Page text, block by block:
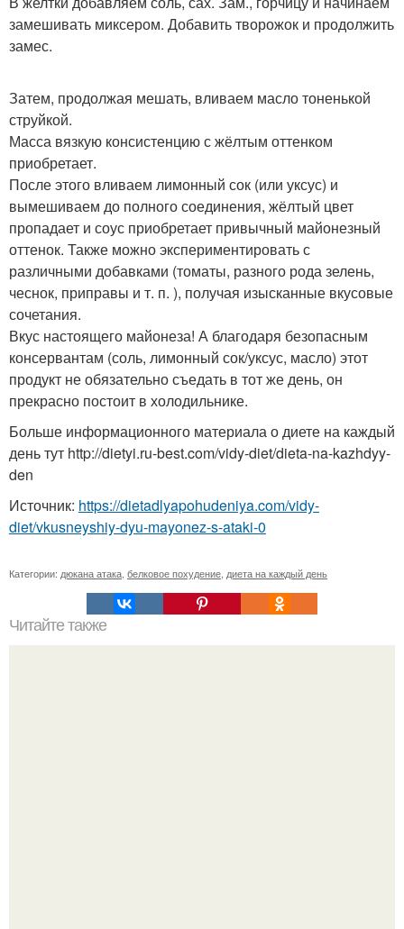
замешивать миксером. Добавить творожок и продолжить
замес.
Затем, продолжая мешать, вливаем масло тоненькой
струйкой.
Масса вязкую консистенцию с жёлтым оттенком
приобретает.
После этого вливаем лимонный сок (или уксус) и
вымешиваем до полного соединения, жёлтый цвет
пропадает и соус приобретает привычный майонезный
оттенок. Также можно экспериментировать с
различными добавками (томаты, разного рода зелень,
чеснок, приправы и т. п. ), получая изысканные вкусовые
сочетания.
Вкус настоящего майонеза! А благодаря безопасным
консервантам (соль, лимонный сок/уксус, масло) этот
продукт не обязательно съедать в тот же день, он
прекрасно постоит в холодильнике.
Больше информационного материала о диете на каждый
день тут http://dietyi.ru-best.com/vidy-diet/dieta-na-kazhdyy-
den
Источник: https://dietadlyapohudeniya.com/vidy-
diet/vkusneyshiy-dyu-mayonez-s-ataki-0
Категории: дюкана атака белковое похудение диета на каждый день
Читайте также